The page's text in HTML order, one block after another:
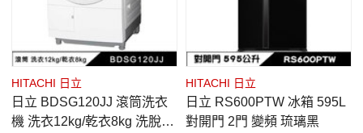
HITACHI 日立
日立 BDSG120JJ 滾筒洗衣
機 洗衣12kg/乾衣8kg 洗脫烘
HITACHI 日立
日立 RS600PTW 冰箱 595L
對開門 2門 變頻 琉璃黑